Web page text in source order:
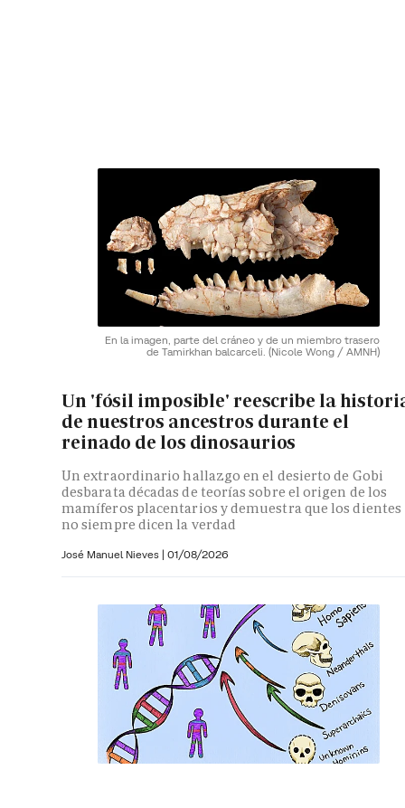
En la imagen, parte del cráneo y de un miembro trasero
de Tamirkhan balcarceli. (Nicole Wong / AMNH)
Un 'fósil imposible' reescribe la
de nuestros ancestros durante el
reinado de los dinosaurios
Un extraordinario hallazgo en el desierto de Gobi
desbarata décadas de teorías sobre el origen de los
mamíferos placentarios y demuestra que los dientes
no siempre dicen la verdad
José Manuel Nieves | 01/08/2026